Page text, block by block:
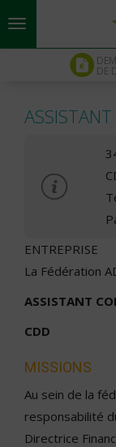
Aller au contenu
DE
ENTREPRISE
La Fédération
ASSISTANT
CDD
MISSIONS
Au sein de la
responsabilité
Directrice
Panneau de gestion